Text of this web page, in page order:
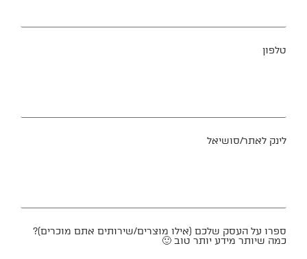
טלפון
לינק לאתר/סושיאל
ספרו על העסק שלכם (אילו מוצרים/שירותים אתם מוכרים)?
כמה שיותר מידע יותר טוב 🙂